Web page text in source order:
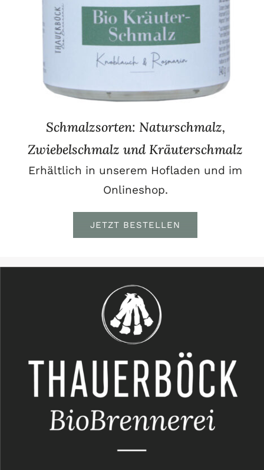
Schmalzsorten: Naturschmalz,
Zwiebelschmalz und Kräuterschmalz
Erhältlich in unserem Hofladen und im
Onlineshop.
JETZT BESTELLEN